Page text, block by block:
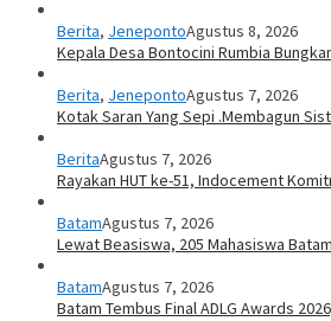
Berita, JenepontoAgustus 8, 2026
Kepala Desa Bontocini Rumbia
Berita, JenepontoAgustus 7, 2026
Kotak Saran Yang Sepi .Membagun
BeritaAgustus 7, 2026
Rayakan HUT ke-51, Indocement
BatamAgustus 7, 2026
Lewat Beasiswa, 205 Mahasiswa
BatamAgustus 7, 2026
Batam Tembus Final ADLG Awards